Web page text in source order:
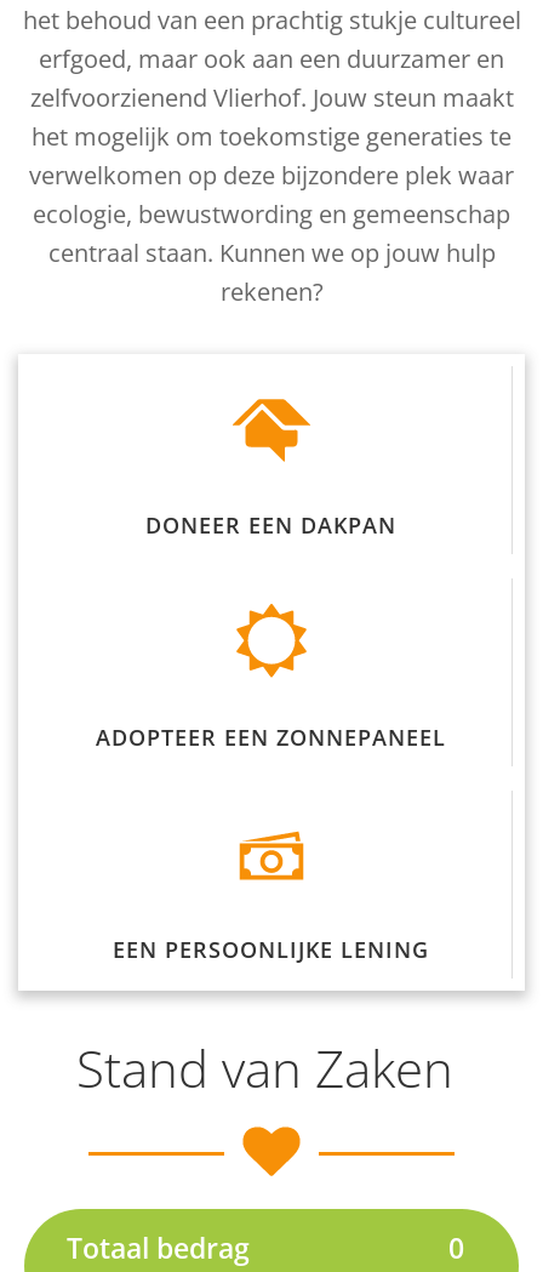
het behoud van een prachtig stukje cultureel
erfgoed, maar ook aan een duurzamer en
zelfvoorzienend Vlierhof. Jouw steun maakt
het mogelijk om toekomstige generaties te
verwelkomen op deze bijzondere plek waar
ecologie, bewustwording en gemeenschap
centraal staan. Kunnen we op jouw hulp
rekenen?
DONEER EEN DAKPAN
ADOPTEER EEN ZONNEPANEEL
EEN PERSOONLIJKE LENING
Stand van Zaken
Totaal bedrag 0